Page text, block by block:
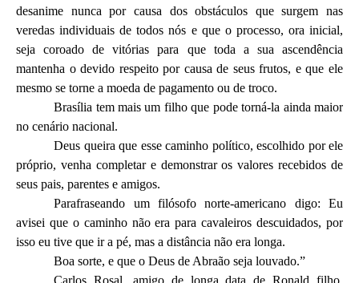
desanime nunca por causa dos obstáculos que surgem nas
veredas individuais de todos nós e que o processo, ora inicial,
seja coroado de vitórias para que toda a sua ascendência
mantenha o devido respeito por causa de seus frutos, e que ele
mesmo se torne a moeda de pagamento ou de troco.
Brasília tem mais um filho que pode torná-la ainda maior
no cenário nacional.
Deus queira que esse caminho político, escolhido por ele
próprio, venha completar e demonstrar os valores recebidos de
seus pais, parentes e amigos.
Parafraseando um filósofo norte-americano digo: Eu
avisei que o caminho não era para cavaleiros descuidados, por
isso eu tive que ir a pé, mas a distância não era longa.
Boa sorte, e que o Deus de Abraão seja louvado.”
Carlos Rosal, amigo de longa data de Ronald filho,